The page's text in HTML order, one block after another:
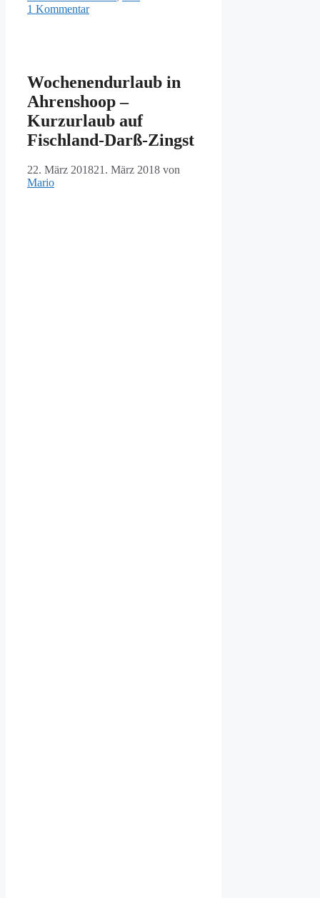
1 Kommentar
Wochenendurlaub in
Ahrenshoop –
Kurzurlaub auf
Fischland-Darß-Zingst
22. März 201821. März 2018 von
Mario